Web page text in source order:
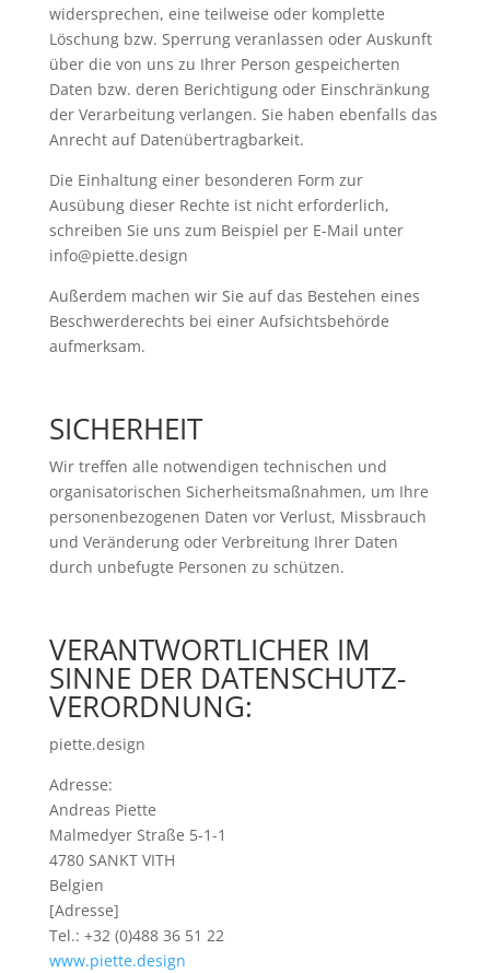
widersprechen, eine teilweise oder komplette
Löschung bzw. Sperrung veranlassen oder Auskunft
über die von uns zu Ihrer Person gespeicherten
Daten bzw. deren Berichtigung oder Einschränkung
der Verarbeitung verlangen. Sie haben ebenfalls das
Anrecht auf Datenübertragbarkeit.
Die Einhaltung einer besonderen Form zur
Ausübung dieser Rechte ist nicht erforderlich,
schreiben Sie uns zum Beispiel per E-Mail unter
info@piette.design
Außerdem machen wir Sie auf das Bestehen eines
Beschwerderechts bei einer Aufsichtsbehörde
aufmerksam.
SICHERHEIT
Wir treffen alle notwendigen technischen und
organisatorischen Sicherheitsmaßnahmen, um Ihre
personenbezogenen Daten vor Verlust, Missbrauch
und Veränderung oder Verbreitung Ihrer Daten
durch unbefugte Personen zu schützen.
VERANTWORT­LICHER IM
SINNE DER DATENSCHUTZ­
VERORDNUNG:
piette.design
Adresse:
Andreas Piette
Malmedyer Straße 5-1-1
4780 SANKT VITH
Belgien
[Adresse]
Tel.: +32 (0)488 36 51 22
www.piette.design